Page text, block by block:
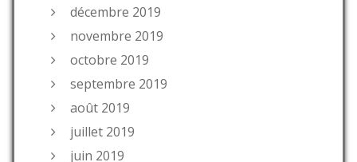
décembre 2019
novembre 2019
octobre 2019
septembre 2019
août 2019
juillet 2019
juin 2019